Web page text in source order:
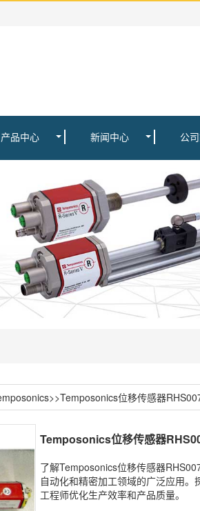
产品中心 新闻中心 公
>>Temposonics位移传感器
Temposonics位移传感器
了解Temposonics位移传感器
自动化和精密加工领域的广泛应用
工程师优化生产效率和产品质量。